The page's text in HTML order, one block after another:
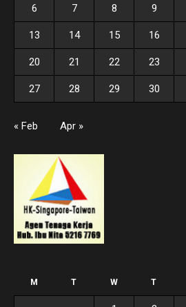
6 7 8 9
13 14 15 16
20 21 22 23
27 28 29 30
« Feb Apr »
M T W T